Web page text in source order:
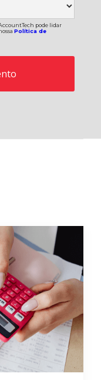
pode lidar
Política de